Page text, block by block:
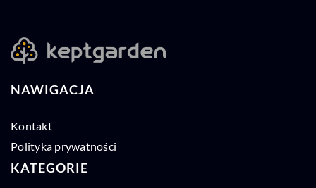
NAWIGACJA
Kontakt
Polityka prywatności
KATEGORIE